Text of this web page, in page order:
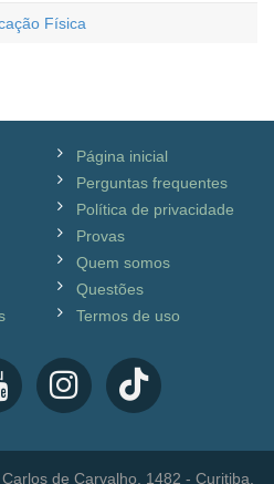
Física
Página inicial
Perguntas frequentes
Política de privacidade
Provas
Quem somos
Questões
Termos de uso
de Carvalho, 1482 - Curitiba,